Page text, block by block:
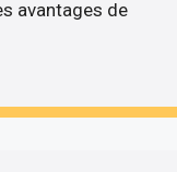
avantages de